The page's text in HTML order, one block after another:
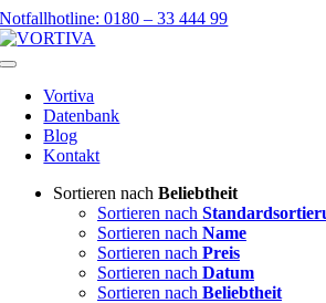
Skip
to
content
Notfallhotline: 0180 – 33 444 99
Toggle
Navigation
Vortiva
Datenbank
Blog
Kontakt
Sortieren nach Beliebtheit
Sortieren nach
Sortieren nach Name
Sortieren nach Preis
Sortieren nach Datum
Sortieren nach Beliebtheit